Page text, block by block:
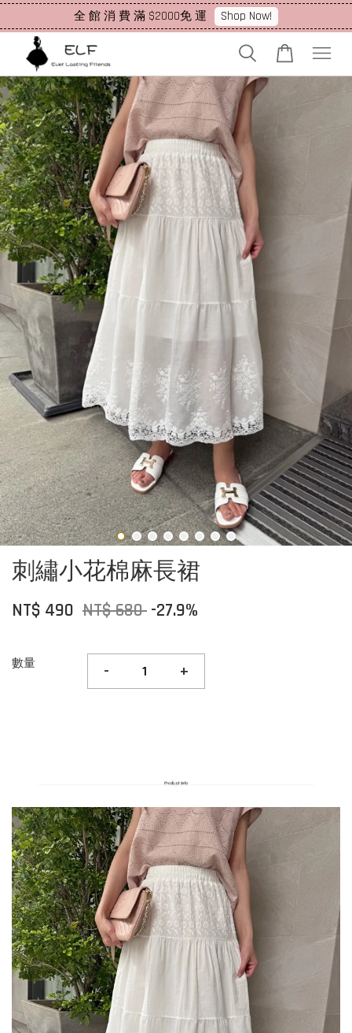
全 館 消 費 滿 $2000免 運 Shop Now!
刺繡小花棉麻長裙
NT$ 490 NT$ 680 -27.9%
數量 - +